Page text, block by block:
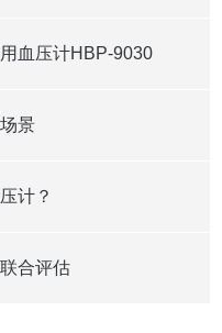
血压计HBP-9030
景
计？
合评估